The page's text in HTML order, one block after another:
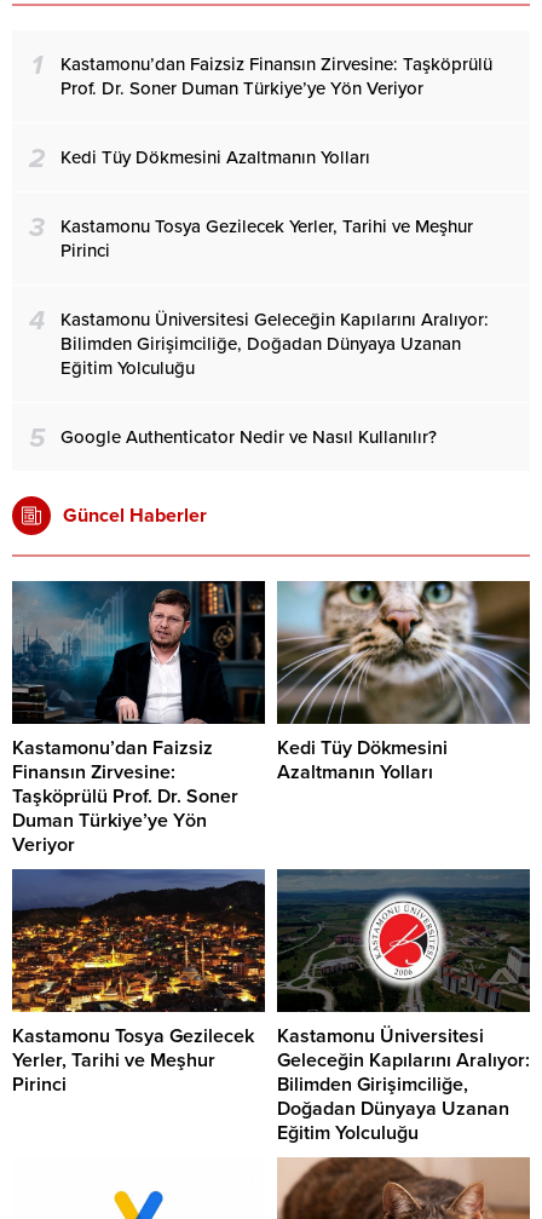
1
Kastamonu’dan Faizsiz Finansın Zirvesine: Taşköprülü
Prof. Dr. Soner Duman Türkiye’ye Yön Veriyor
2 Kedi Tüy Dökmesini Azaltmanın Yolları
3
Kastamonu Tosya Gezilecek Yerler, Tarihi ve Meşhur
Pirinci
4
Kastamonu Üniversitesi Geleceğin Kapılarını Aralıyor:
Bilimden Girişimciliğe, Doğadan Dünyaya Uzanan
Eğitim Yolculuğu
5 Google Authenticator Nedir ve Nasıl Kullanılır?
Güncel Haberler
Kastamonu’dan Faizsiz
Finansın Zirvesine:
Taşköprülü Prof. Dr. Soner
Duman Türkiye’ye Yön
Veriyor
Kedi Tüy Dökmesini
Azaltmanın Yolları
Kastamonu Tosya Gezilecek
Yerler, Tarihi ve Meşhur
Pirinci
Kastamonu Üniversitesi
Geleceğin Kapılarını Aralıyor:
Bilimden Girişimciliğe,
Doğadan Dünyaya Uzanan
Eğitim Yolculuğu